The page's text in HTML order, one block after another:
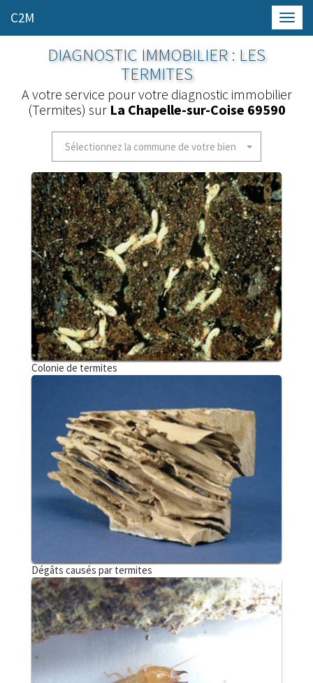
C2M
DIAGNOSTIC IMMOBILIER : LES
TERMITES
A votre service pour votre diagnostic immobilier
(Termites) sur La Chapelle-sur-Coise 69590
Sélectionnez la commune de votre bien
Colonie de termites
Dégâts causés par termites